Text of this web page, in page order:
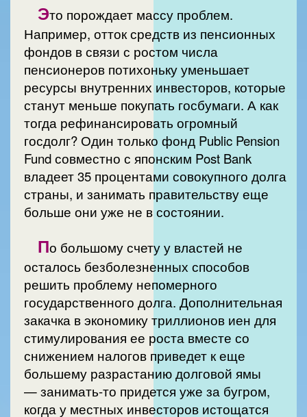
Это порождает массу проблем.
Например, отток средств из пенсионных
фондов в связи с ростом числа
пенсионеров потихоньку уменьшает
ресурсы внутренних инвесторов, которые
станут меньше покупать госбумаги. А как
тогда рефинансировать огромный
госдолг? Один только фонд Public Pension
Fund совместно с японским Post Bank
владеет 35 процентами совокупного долга
страны, и занимать правительству еще
больше они уже не в состоянии.
По большому счету у властей не
осталось безболезненных способов
решить проблему непомерного
государственного долга. Дополнительная
закачка в экономику триллионов иен для
стимулирования ее роста вместе со
снижением налогов приведет к еще
большему разрастанию долговой ямы
— занимать-то придется уже за бугром,
когда у местных инвесторов истощатся